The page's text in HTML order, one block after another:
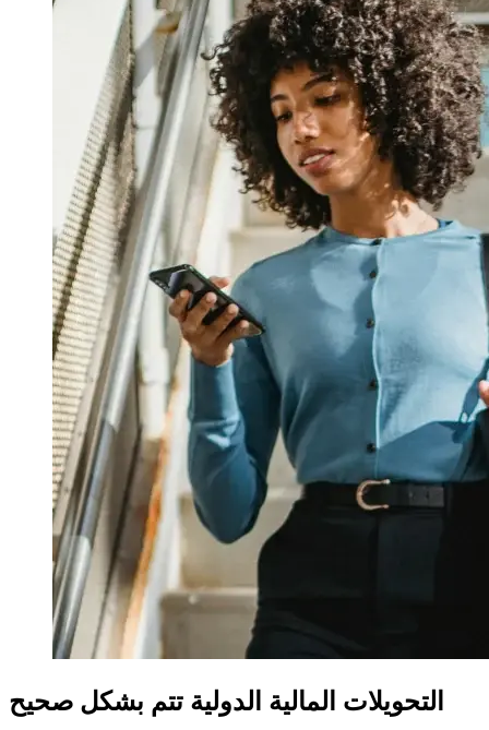
التحويلات المالية الدولية تتم بشكل صحيح